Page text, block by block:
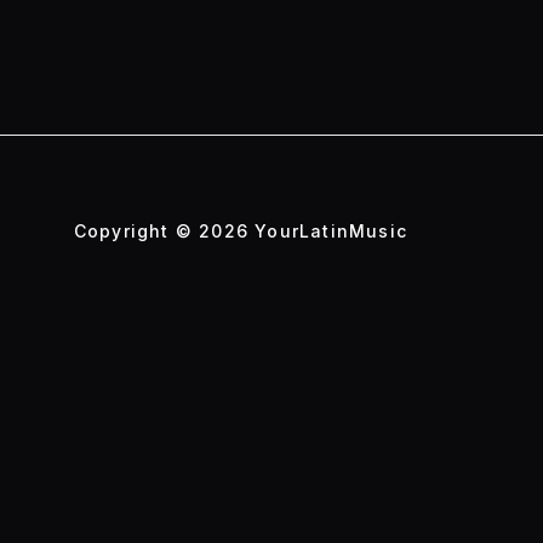
Copyright © 2026 YourLatinMusic